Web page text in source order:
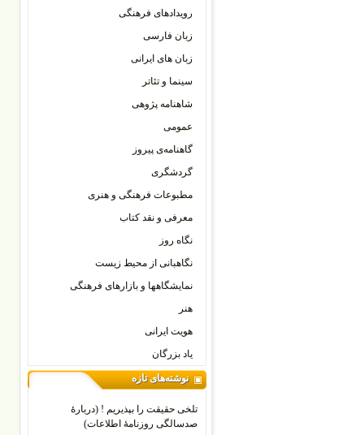
رویدادهای فرهنگی
زبان فارسی
زبان های ایرانی
سینما و تئاتر
شاهنامه پژوهی
عمومی
گاهنامه‌ی پیروز
گردشگری
مطبوعات فرهنگی و هنری
معرفی و نقد کتاب
نگاه روز
نگاهبانی از محیط زیست
نمایشگاهها و بازارهای فرهنگی
هنر
هویت ایرانی
یاد بزرگان
نوشته‌های تازه
تلخی حقیقت را بپذیریم ! (دربارۀ
صدسالگی روزنامۀ اطلاعات)